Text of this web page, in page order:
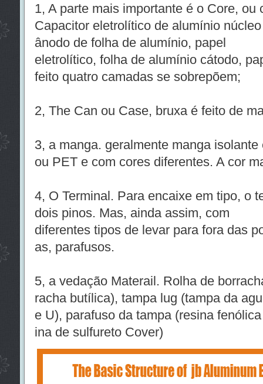
1, A parte mais importante é o Core, ou
Capacitor eletrolítico de alumínio
ânodo de folha de alumínio, papel
eletrolítico, folha de alumínio cátodo,
feito quatro camadas se sobrepõem;
2, The Can ou Case, bruxa é feito de
3, a manga. geralmente manga
ou PET e com cores diferentes. A cor
4, O Terminal. Para encaixe em tipo, o
dois pinos. Mas, ainda assim, com
diferentes tipos de levar para fora das
as, parafusos.
5, a vedação Materail. Rolha de
racha butílica), tampa lug (tampa da
e U), parafuso da tampa (resina
ina de sulfureto Cover)